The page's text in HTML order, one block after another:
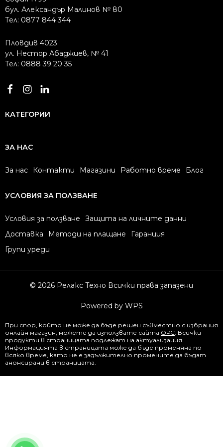
бул. Александър Малинов № 80
Тел: 0877 844 344
Пловдив 4023
ул. Нестор Абаджиев, № 41
Тел: 0888 39 20 35
КАТЕГОРИИ
ЗА НАС
За нас Контакти Магазини Работно време Блог
УСЛОВИЯ ЗА ПОЛЗВАНЕ
Условия за ползване
Защита на личните данни
Доставка
Методи на плащане
Гаранция
Групи уреди
© 2026 Релакс Техно Всички права запазени
Powered by WPS
При спор, който не може да бъде решен съвместно с избрания
онлайн магазин, можете да използвате сайта ОРС. Всички
продукти в страницата подлежат на актуализация.
Информацията в страницата може да бъде променяна по
всяко време, като не е задължително промените да бъдат
анонсирани в страницата.